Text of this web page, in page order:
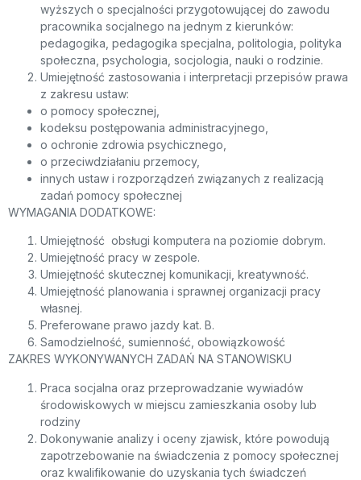
wyższych o specjalności przygotowującej do zawodu
pracownika socjalnego na jednym z kierunków:
pedagogika, pedagogika specjalna, politologia, polityka
społeczna, psychologia, socjologia, nauki o rodzinie.
Umiejętność zastosowania i interpretacji przepisów prawa
z zakresu ustaw:
o pomocy społecznej,
kodeksu postępowania administracyjnego,
o ochronie zdrowia psychicznego,
o przeciwdziałaniu przemocy,
innych ustaw i rozporządzeń związanych z realizacją
zadań pomocy społecznej
WYMAGANIA DODATKOWE:
Umiejętność obsługi komputera na poziomie dobrym.
Umiejętność pracy w zespole.
Umiejętność skutecznej komunikacji, kreatywność.
Umiejętność planowania i sprawnej organizacji pracy
własnej.
Preferowane prawo jazdy kat. B.
Samodzielność, sumienność, obowiązkowość
ZAKRES WYKONYWANYCH ZADAŃ NA STANOWISKU
Praca socjalna oraz przeprowadzanie wywiadów
środowiskowych w miejscu zamieszkania osoby lub
rodziny
Dokonywanie analizy i oceny zjawisk, które powodują
zapotrzebowanie na świadczenia z pomocy społecznej
oraz kwalifikowanie do uzyskania tych świadczeń